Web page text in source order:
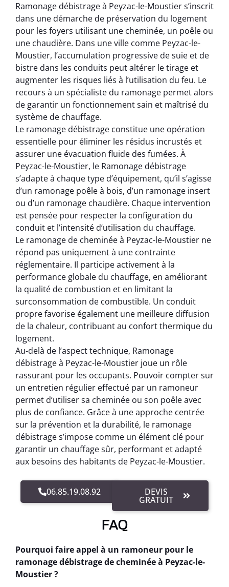
Ramonage débistrage à Peyzac-le-Moustier s’inscrit
dans une démarche de préservation du logement
pour les foyers utilisant une cheminée, un poêle ou
une chaudière. Dans une ville comme Peyzac-le-
Moustier, l’accumulation progressive de suie et de
bistre dans les conduits peut altérer le tirage et
augmenter les risques liés à l’utilisation du feu. Le
recours à un spécialiste du ramonage permet alors
de garantir un fonctionnement sain et maîtrisé du
système de chauffage.
Le ramonage débistrage constitue une opération
essentielle pour éliminer les résidus incrustés et
assurer une évacuation fluide des fumées. À
Peyzac-le-Moustier, le Ramonage débistrage
s’adapte à chaque type d’équipement, qu’il s’agisse
d’un ramonage poêle à bois, d’un ramonage insert
ou d’un ramonage chaudière. Chaque intervention
est pensée pour respecter la configuration du
conduit et l’intensité d’utilisation du chauffage.
Le ramonage de cheminée à Peyzac-le-Moustier ne
répond pas uniquement à une contrainte
réglementaire. Il participe activement à la
performance globale du chauffage, en améliorant
la qualité de combustion et en limitant la
surconsommation de combustible. Un conduit
propre favorise également une meilleure diffusion
de la chaleur, contribuant au confort thermique du
logement.
Au-delà de l’aspect technique, Ramonage
débistrage à Peyzac-le-Moustier joue un rôle
rassurant pour les occupants. Pouvoir compter sur
un entretien régulier effectué par un ramoneur
permet d’utiliser sa cheminée ou son poêle avec
plus de confiance. Grâce à une approche centrée
sur la prévention et la durabilité, le ramonage
débistrage s’impose comme un élément clé pour
garantir un chauffage sûr, performant et adapté
aux besoins des habitants de Peyzac-le-Moustier.
06.85.19.08.92 DEVIS
GRATUIT
FAQ
Pourquoi faire appel à un ramoneur pour le
ramonage débistrage de cheminée à Peyzac-le-
Moustier ?